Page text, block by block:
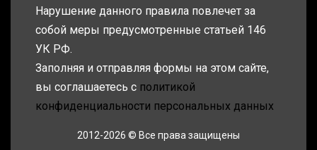
Нарушение данного правила повлечет за
собой меры предусмотренные статьей 146
УК РФ.
Заполняя и отправляя формы на этом сайте,
вы соглашаетесь с политикой
конфиденциальности персональных данных
2012-2026 © Все права защищены